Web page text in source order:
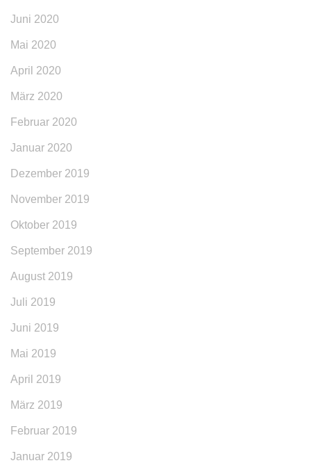
Juni 2020
Mai 2020
April 2020
März 2020
Februar 2020
Januar 2020
Dezember 2019
November 2019
Oktober 2019
September 2019
August 2019
Juli 2019
Juni 2019
Mai 2019
April 2019
März 2019
Februar 2019
Januar 2019